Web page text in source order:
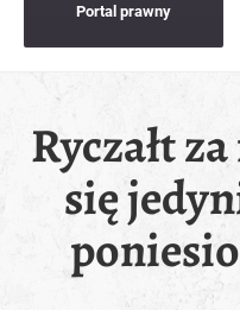
Portal prawny
Ryczałt
się